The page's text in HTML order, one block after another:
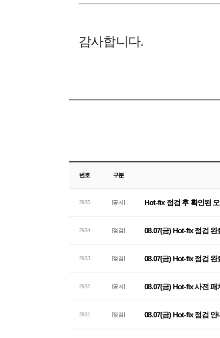
감사합니다.
번호 구분
2935 [공지] Hot-fix 점검 후 확인된
2934 [점검] 08.07(금) Hot-fix 점검 완
2933 [점검] 08.07(금) Hot-fix 점검
2932 [공지] 08.07(금) Hot-fix 사전
2931 [점검] 08.07(금) Hot-fix 점검 안